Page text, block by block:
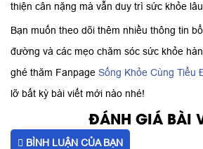
thiện cân nặng mà vẫn duy trì sức khỏe lâu
Bạn muốn theo dõi thêm nhiều thông tin
đường và các mẹo chăm sóc sức khỏe
ghé thăm Fanpage Sống Khỏe Cùng Tiểu
lỡ bất kỳ bài viết mới nào nhé!
ĐÁNH GIÁ BÀI
BÌNH LUẬN CỦA BẠN